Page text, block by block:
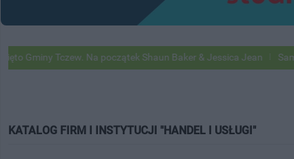
Tczew. Na początek Shaun Baker & Jessica Jean Samochody
KATALOG FIRM I INSTYTUCJI "HANDEL I USŁUGI"